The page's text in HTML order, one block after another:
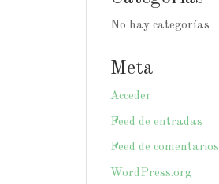
No hay categorías
Meta
Acceder
Feed de entradas
Feed de comentarios
WordPress.org